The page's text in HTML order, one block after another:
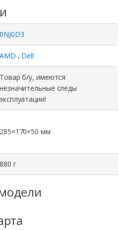
0NJ0D3
AMD , Dell
Товар б/у, имеются
незначительные следы
эксплуатации!
285×170×50 мм
880 г